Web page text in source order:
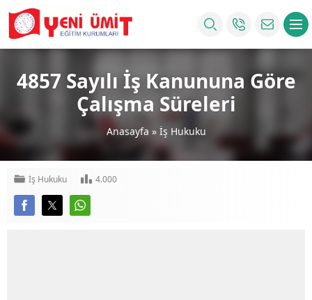
4857 Sayılı İş Kanununa Göre
Çalışma Süreleri
Anasayfa » İş Hukuku
İş Hukuku 4.000